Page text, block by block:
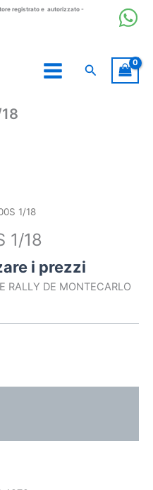
registrato e autorizzato -
Cerca
1/18
1/18
i prezzi
RALLY DE MONTECARLO